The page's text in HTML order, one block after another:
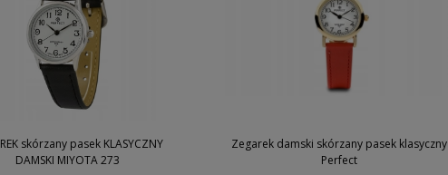
skórzany pasek KLASYCZNY
DAMSKI MIYOTA 273
Zegarek damski skórzany pasek klasyczny
Perfect